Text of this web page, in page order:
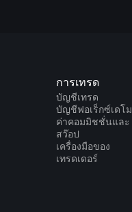
การเทรด
บัญชีเทรด
บัญชีฟอเร็กซ์เดโม
ค่าคอมมิชชั่นและ
สว๊อป
เครื่องมือของ
เทรดเดอร์